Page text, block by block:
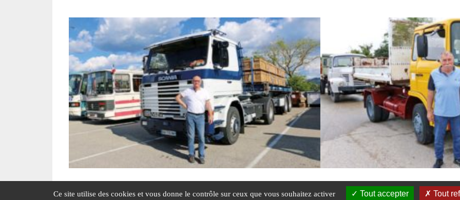
Alain Auduc Lionel Bourbon
Ce site utilise des cookies et vous donne le contrôle sur ceux que vous souhaitez activer Tout accepter Tout